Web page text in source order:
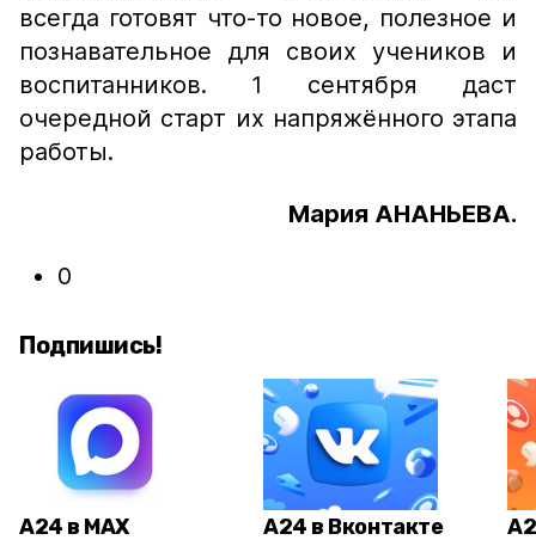
всегда готовят что-то новое, полезное и
познавательное для своих учеников и
воспитанников. 1 сентября даст
очередной старт их напряжённого этапа
работы.
Мария АНАНЬЕВА.
0
Подпишись!
А24 в MAX А24 в Вконтакте